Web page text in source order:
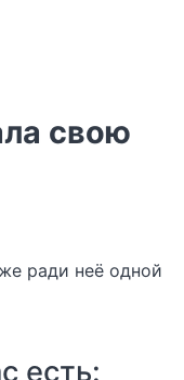
свою
ради неё одной
есть: